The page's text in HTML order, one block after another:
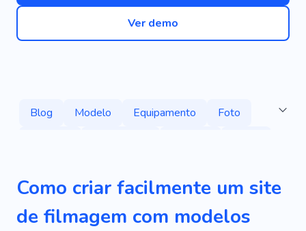
Ver demo
Blog Modelo Equipamento
Foto
Aprendizado
Filme
Crianças
Comercial
Projeto
Experiência
Como criar facilmente um site
de filmagem com modelos